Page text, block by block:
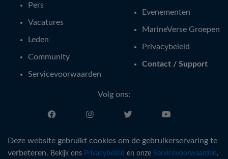
Pers
Vacatures
Leden
Community
Servicevoorwaarden
Evenementen
MarineVerse Groepen
Privacybeleid
Contact / Support
Volg ons:
Nederlands
Deze website gebruikt cookies om de gebruikerservaring te
verbeteren. Bekijk ons Privacybeleid en onze Servicevoorwaarden.